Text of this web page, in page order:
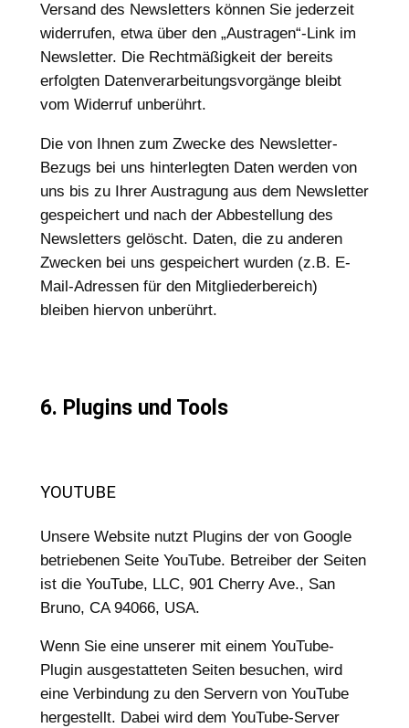
Versand des Newsletters können Sie jederzeit
widerrufen, etwa über den „Austragen“-Link im
Newsletter. Die Rechtmäßigkeit der bereits
erfolgten Datenverarbeitungsvorgänge bleibt
vom Widerruf unberührt.
Die von Ihnen zum Zwecke des Newsletter-
Bezugs bei uns hinterlegten Daten werden von
uns bis zu Ihrer Austragung aus dem Newsletter
gespeichert und nach der Abbestellung des
Newsletters gelöscht. Daten, die zu anderen
Zwecken bei uns gespeichert wurden (z.B. E-
Mail-Adressen für den Mitgliederbereich)
bleiben hiervon unberührt.
6. Plugins und Tools
YOUTUBE
Unsere Website nutzt Plugins der von Google
betriebenen Seite YouTube. Betreiber der Seiten
ist die YouTube, LLC, 901 Cherry Ave., San
Bruno, CA 94066, USA.
Wenn Sie eine unserer mit einem YouTube-
Plugin ausgestatteten Seiten besuchen, wird
eine Verbindung zu den Servern von YouTube
hergestellt. Dabei wird dem YouTube-Server